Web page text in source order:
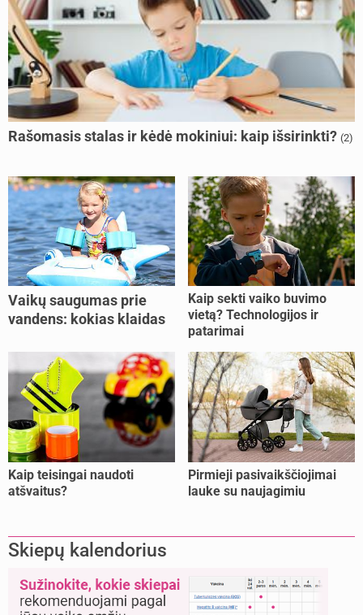
Rašomasis stalas ir kėdė mokiniui: kaip išsirinkti? (2)
Vaikų saugumas prie
vandens: kokias klaidas
Kaip sekti vaiko buvimo
vietą? Technologijos ir
patarimai
Kaip teisingai naudoti
atšvaitus?
Pirmieji pasivaikščiojimai
lauke su naujagimiu
Skiepų kalendorius